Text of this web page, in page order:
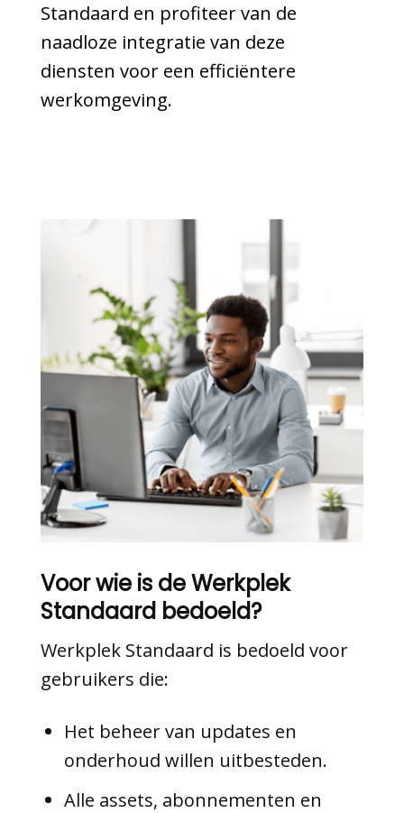
Standaard en profiteer van de
naadloze integratie van deze
diensten voor een efficiëntere
werkomgeving.
Voor wie is de Werkplek
Standaard bedoeld?
Werkplek Standaard is bedoeld voor
gebruikers die:
Het beheer van updates en
onderhoud willen uitbesteden.
Alle assets, abonnementen en